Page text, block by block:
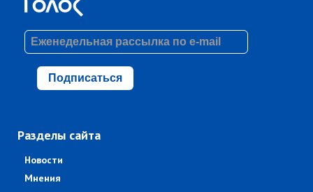
Подписаться
Разделы сайта
Новости
Мнения